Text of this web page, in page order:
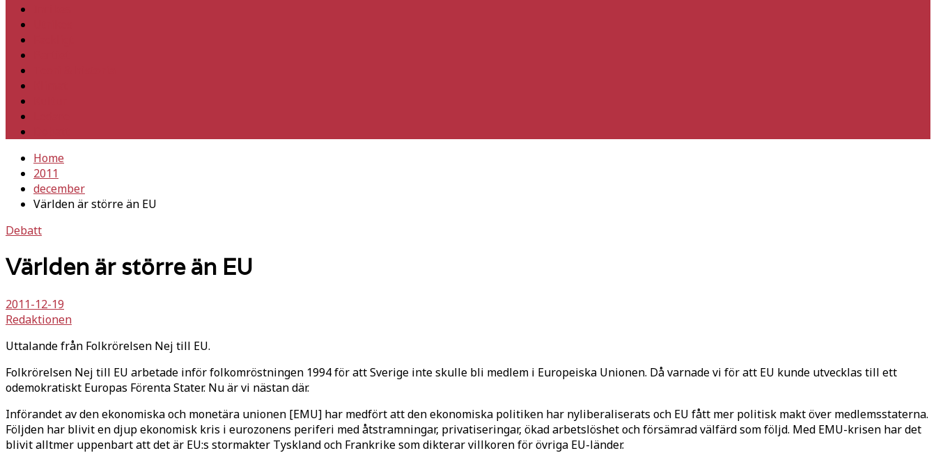
Home
2011
december
Världen är större än EU
Debatt
Världen är större än EU
2011-12-19
Redaktionen
Uttalande från Folkrörelsen Nej till EU.
Folkrörelsen Nej till EU arbetade inför folkomröstningen 1994 för att Sverige inte skulle bli medlem i Europeiska Unionen. Då varnade vi för att EU kunde utvecklas till ett
odemokratiskt Europas Förenta Stater. Nu är vi nästan där.
Införandet av den ekonomiska och monetära unionen [EMU] har medfört att den ekonomiska politiken har nyliberaliserats och EU fått mer politisk makt över medlemsstaterna.
Följden har blivit en djup ekonomisk kris i eurozonens periferi med åtstramningar, privatiseringar, ökad arbetslöshet och försämrad välfärd som följd. Med EMU-krisen har det
blivit alltmer uppenbart att det är EU:s stormakter Tyskland och Frankrike som dikterar villkoren för övriga EU-länder.